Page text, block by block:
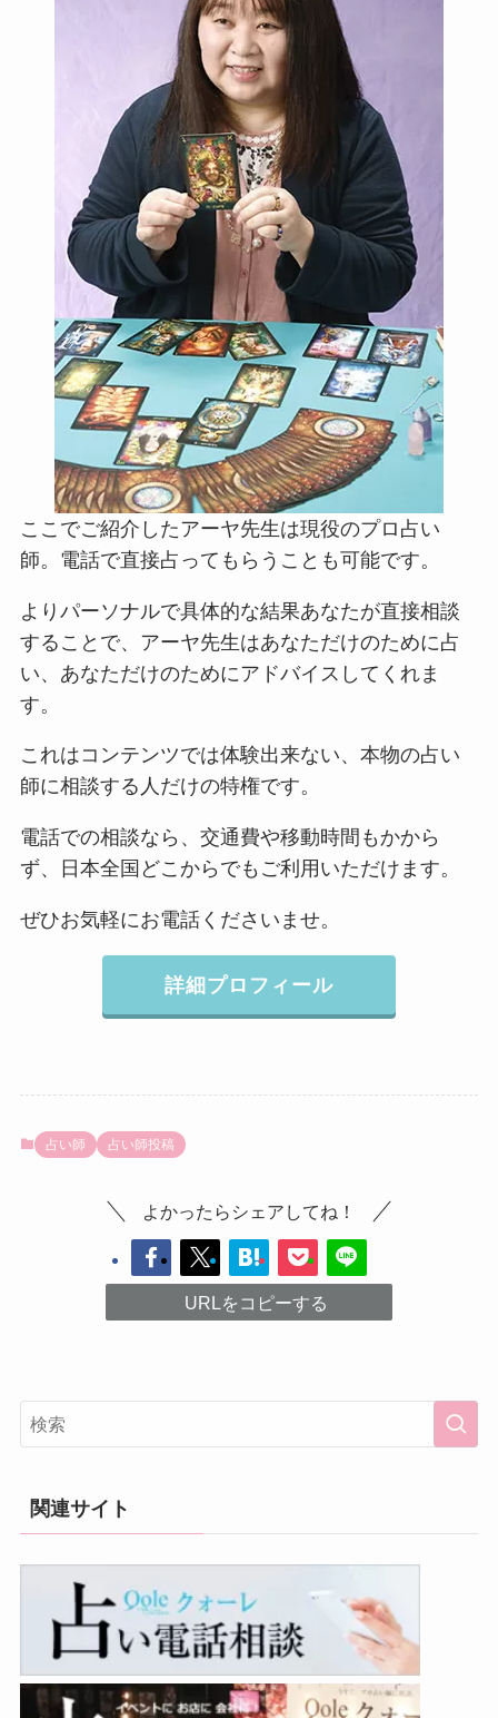
ここでご紹介したアーヤ先生は現役のプロ占い
師。電話で直接占ってもらうことも可能です。
よりパーソナルで具体的な結果あなたが直接相談
することで、アーヤ先生はあなただけのために占
い、あなただけのためにアドバイスしてくれま
す。
これはコンテンツでは体験出来ない、本物の占い
師に相談する人だけの特権です。
電話での相談なら、交通費や移動時間もかから
ず、日本全国どこからでもご利用いただけます。
ぜひお気軽にお電話くださいませ。
詳細プロフィール
占い師 占い師投稿
よかったらシェアしてね！
URLをコピーする
関連サイト